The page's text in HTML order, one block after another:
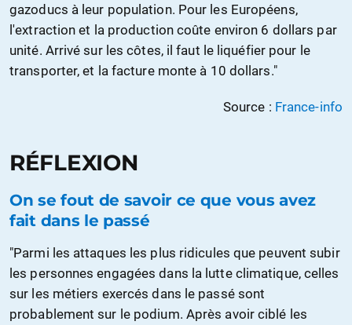
gazoducs à leur population. Pour les Européens,
l'extraction et la production coûte environ 6 dollars par
unité. Arrivé sur les côtes, il faut le liquéfier pour le
transporter, et la facture monte à 10 dollars."
Source : France-info
RÉFLEXION
On se fout de savoir ce que vous avez
fait dans le passé
"Parmi les attaques les plus ridicules que peuvent subir
les personnes engagées dans la lutte climatique, celles
sur les métiers exercés dans le passé sont
probablement sur le podium. Après avoir ciblé les